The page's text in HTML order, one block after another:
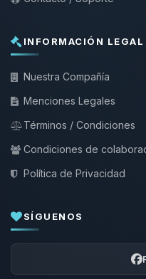
INFORMACIÓN LEGAL
Nuestra Compañía
Menciones Legales
Términos / Condiciones
Condiciones de
Política de Privacidad
SÍGUENOS